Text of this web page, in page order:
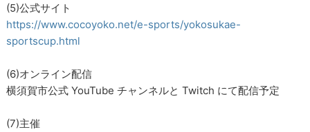
(5)公式サイト
https://www.cocoyoko.net/e-sports/yokosukae-
sportscup.html
(6)オンライン配信
横須賀市公式 YouTube チャンネルと Twitch にて配信予定
(7)主催